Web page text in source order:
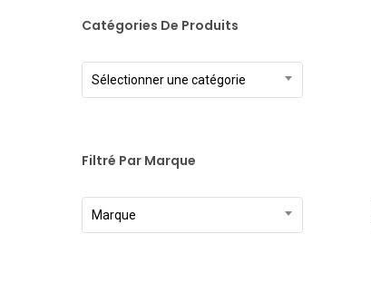
Catégories De Produits
Sélectionner une catégorie
Filtré Par Marque
Marque